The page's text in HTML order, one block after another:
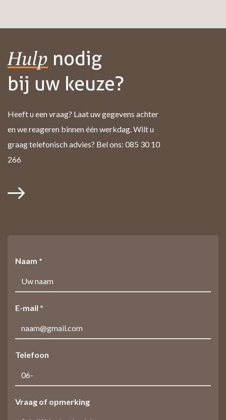
Hulp nodig
bij uw keuze?
Heeft u een vraag? Laat uw gegevens achter
en we reageren binnen één werkdag. Wilt u
graag telefonisch advies? Bel ons: 085 30 10
266
Naam *
E-mail *
Telefoon
Vraag of opmerking